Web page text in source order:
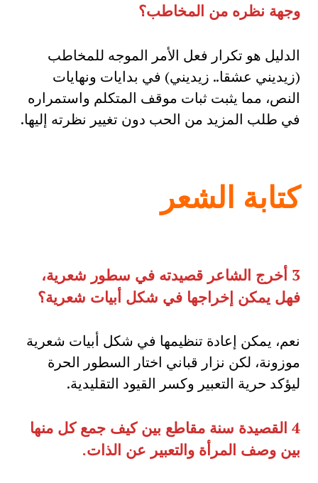
وجهة نظره من المخاطب؟
الدليل هو تكرار فعل الأمر الموجه للمخاطب
(زيديني عشقا.. زيديني) في بدايات ونهايات
النص، مما يثبت ثبات موقف المتكلم واستمراره
في طلب المزيد من الحب دون تغيير نظرته إليها.
كتابة الشعر
3 أخرج الشاعر قصيدته في سطور شعرية،
فهل يمكن إخراجها في شكل أبيات شعرية؟
نعم، يمكن إعادة تنظيمها في شكل أبيات شعرية
موزونة، لكن نزار قباني اختار السطور الحرة
ليؤكد حرية التعبير وكسر القيود التقليدية.
4 القصيدة سنة مقاطع بين كيف جمع كل منها
بين وصف المرأة والتعبير عن الذات.